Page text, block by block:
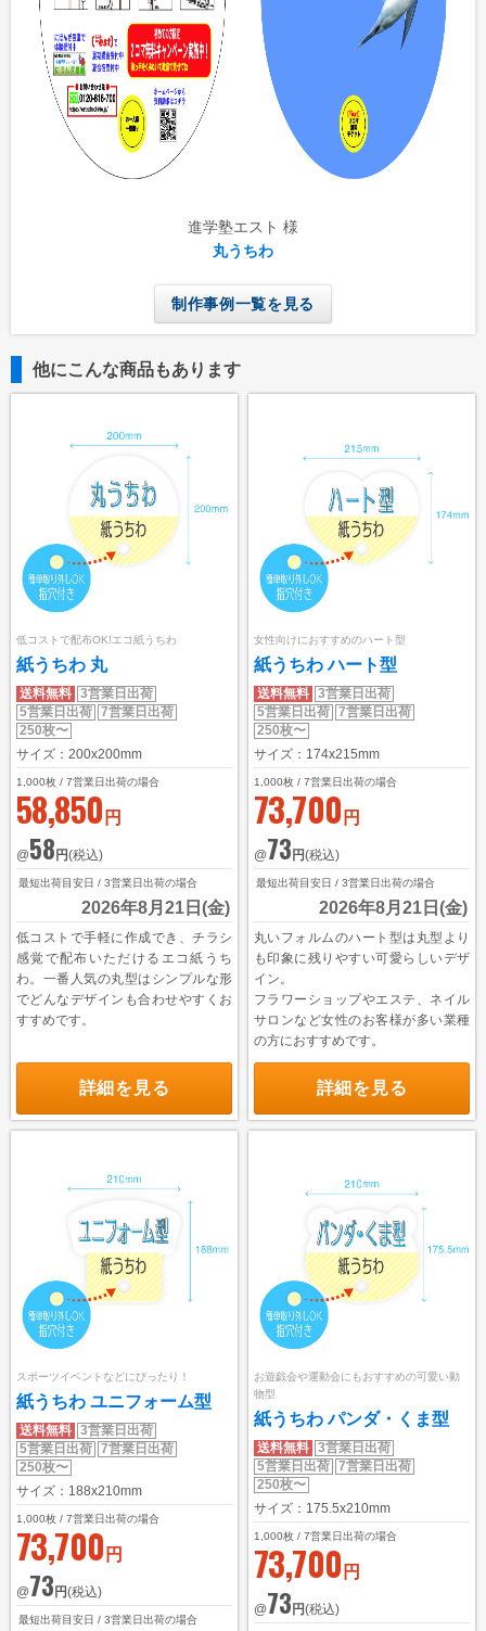
進学塾エスト 様
丸うちわ
制作事例一覧を見る
他にこんな商品もあります
低コストで配布OK!エコ紙うちわ
紙うちわ 丸
送料無料 3営業日出荷
5営業日出荷 7営業日出荷
250枚〜
サイズ：200x200mm
1,000枚 / 7営業日出荷の場合
58,850 円
@58円(税込)
最短出荷目安日 / 3営業日出荷の場合
2026年8月21日(金)
低コストで手軽に作成でき、チラシ
感覚で配布いただけるエコ紙うち
わ。一番人気の丸型はシンプルな形
でどんなデザインも合わせやすくお
すすめです。
詳細を見る
女性向けにおすすめのハート型
紙うちわ ハート型
送料無料 3営業日出荷
5営業日出荷 7営業日出荷
250枚〜
サイズ：174x215mm
1,000枚 / 7営業日出荷の場合
73,700 円
@73円(税込)
最短出荷目安日 / 3営業日出荷の場合
2026年8月21日(金)
丸いフォルムのハート型は丸型より
も印象に残りやすい可愛らしいデザ
イン。
フラワーショップやエステ、ネイル
サロンなど女性のお客様が多い業種
の方におすすめです。
詳細を見る
スポーツイベントなどにぴったり！
紙うちわ ユニフォーム型
送料無料 3営業日出荷
5営業日出荷 7営業日出荷
250枚〜
サイズ：188x210mm
1,000枚 / 7営業日出荷の場合
73,700 円
@73円(税込)
最短出荷目安日 / 3営業日出荷の場合
お遊戯会や運動会にもおすすめの可愛い動
物型
紙うちわ パンダ・くま型
送料無料 3営業日出荷
5営業日出荷 7営業日出荷
250枚〜
サイズ：175.5x210mm
1,000枚 / 7営業日出荷の場合
73,700 円
@73円(税込)